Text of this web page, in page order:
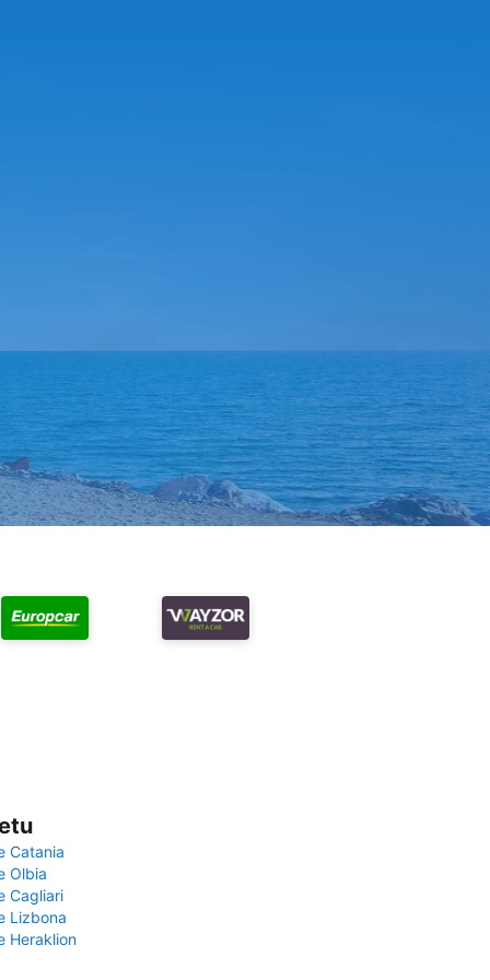
Catania
Olbia
Cagliari
Lizbona
Heraklion